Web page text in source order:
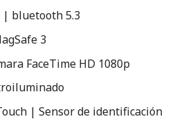
| bluetooth 5.3
3
FaceTime HD 1080p
| Sensor de identificación